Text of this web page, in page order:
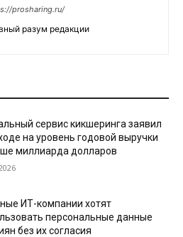
prosharing.ru/
разум редакции
сервис кикшеринга заявил
на уровень годовой выручки
миллиарда долларов
ИТ-компании хотят
персональные данные
без их согласия